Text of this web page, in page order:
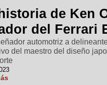
de Ken
del Ferrari
automotriz a
del maestro del diseño